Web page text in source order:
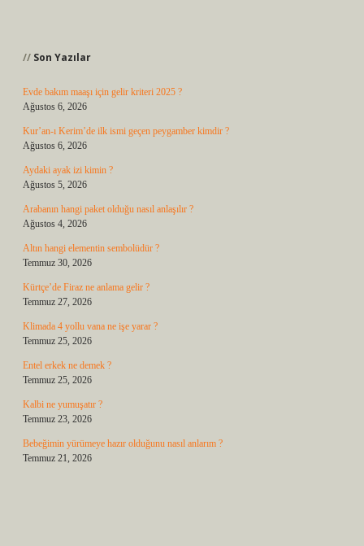
Son Yazılar
Evde bakım maaşı için gelir kriteri 2025 ?
Ağustos 6, 2026
Kur’an-ı Kerim’de ilk ismi geçen peygamber kimdir ?
Ağustos 6, 2026
Aydaki ayak izi kimin ?
Ağustos 5, 2026
Arabanın hangi paket olduğu nasıl anlaşılır ?
Ağustos 4, 2026
Altın hangi elementin sembolüdür ?
Temmuz 30, 2026
Kürtçe’de Firaz ne anlama gelir ?
Temmuz 27, 2026
Klimada 4 yollu vana ne işe yarar ?
Temmuz 25, 2026
Entel erkek ne demek ?
Temmuz 25, 2026
Kalbi ne yumuşatır ?
Temmuz 23, 2026
Bebeğimin yürümeye hazır olduğunu nasıl anlarım ?
Temmuz 21, 2026